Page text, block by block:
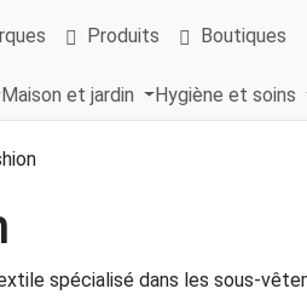
Produits Boutiques
Maison et jardin Hygiène et soins
spécialisé dans les sous-